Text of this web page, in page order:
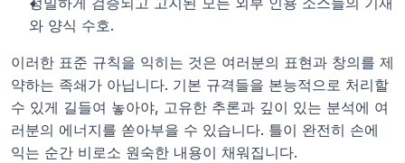
와 양식 수호.
이러한 표준 규칙을 익히는 것은 여러분의 표현과 창의를 제
약하는 족쇄가 아닙니다. 기본 규격들을 본능적으로 처리할
수 있게 길들여 놓아야, 고유한 추론과 깊이 있는 분석에 여
러분의 에너지를 쏟아부을 수 있습니다. 틀이 완전히 손에
익는 순간 비로소 원숙한 내용이 채워집니다.